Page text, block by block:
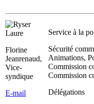
Florine
Jeanrenaud,
Vice-
syndique
E-mail
Service à la
Sécurité
Animations,
Commission
Commission
Délégations